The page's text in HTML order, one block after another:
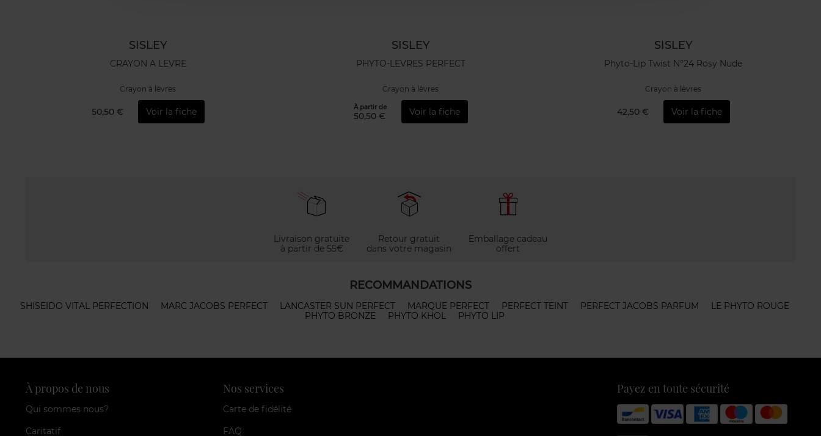
SISLEY
CRAYON A LEVRE
Crayon à lèvres
50,50 € Voir la fiche
SISLEY
PHYTO-LEVRES PERFECT
Crayon à lèvres
À partir de
50,50 € Voir la fiche
SISLEY
Phyto-Lip Twist N°24 Rosy Nude
Crayon à lèvres
42,50 € Voir la fiche
Livraison gratuite
à partir de 55€
Retour gratuit
dans votre magasin
Emballage cadeau
offert
RECOMMANDATIONS
SHISEIDO VITAL PERFECTION MARC JACOBS PERFECT LANCASTER SUN PERFECT MARQUE PERFECT PERFECT TEINT PERFECT JACOBS PARFUM
LE PHYTO ROUGE
PHYTO BRONZE
PHYTO KHOL PHYTO LIP
À propos de nous
Qui sommes nous?
Caritatif
Nos services
Carte de fidélité
FAQ
Payez en toute sécurité